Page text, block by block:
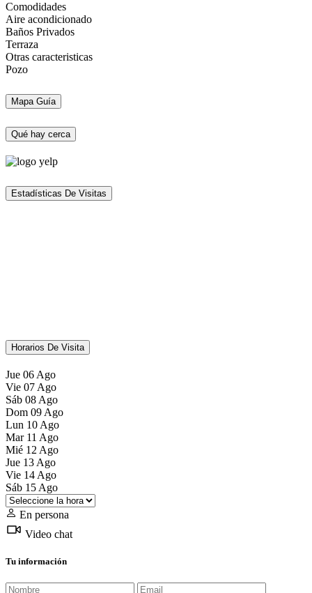
Comodidades
Aire acondicionado
Baños Privados
Terraza
Otras caracteristicas
Pozo
Mapa Guía
Qué hay cerca
Estadísticas De Visitas
Horarios De Visita
Jue 06 Ago
Vie 07 Ago
Sáb 08 Ago
Dom 09 Ago
Lun 10 Ago
Mar 11 Ago
Mié 12 Ago
Jue 13 Ago
Vie 14 Ago
Sáb 15 Ago
En persona
Video chat
Tu información